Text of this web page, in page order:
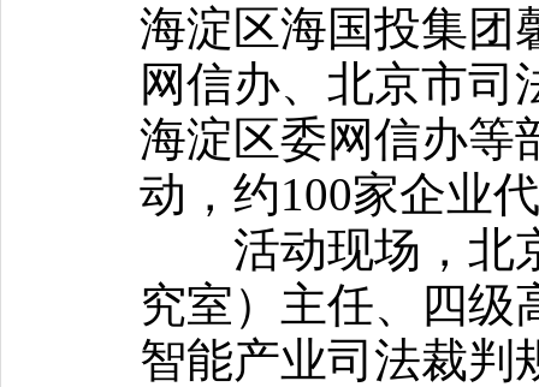
海淀区海国投集团
网信办、北京市司
海淀区委网信办等
动，约100家企业
活动现场，北
究室）主任、四级
智能产业司法裁判